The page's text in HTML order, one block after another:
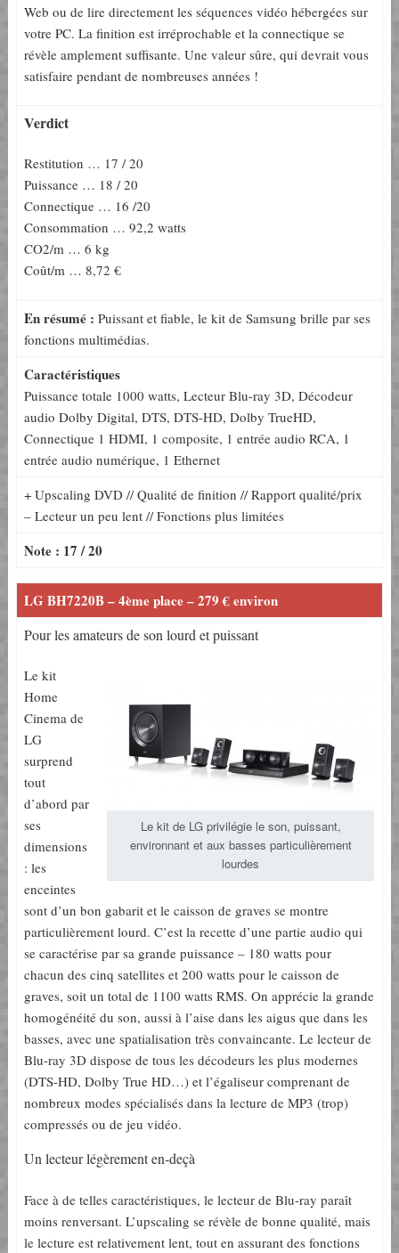
Web ou de lire directement les séquences vidéo hébergées sur
votre PC. La finition est irréprochable et la connectique se
révèle amplement suffisante. Une valeur sûre, qui devrait vous
satisfaire pendant de nombreuses années !
Verdict
Restitution … 17 / 20
Puissance … 18 / 20
Connectique … 16 /20
Consommation … 92,2 watts
CO2/m … 6 kg
Coût/m … 8,72 €
En résumé : Puissant et fiable, le kit de Samsung brille par ses
fonctions multimédias.
Caractéristiques
Puissance totale 1000 watts, Lecteur Blu-ray 3D, Décodeur
audio Dolby Digital, DTS, DTS-HD, Dolby TrueHD,
Connectique 1 HDMI, 1 composite, 1 entrée audio RCA, 1
entrée audio numérique, 1 Ethernet
+ Upscaling DVD // Qualité de finition // Rapport qualité/prix
– Lecteur un peu lent // Fonctions plus limitées
Note : 17 / 20
LG BH7220B – 4ème place – 279 € environ
Pour les amateurs de son lourd et puissant
Le kit de LG privilégie le son, puissant,
environnant et aux basses particulièrement
lourdes
Le kit
Home
Cinema de
LG
surprend
tout
d’abord par
ses
dimensions
: les
enceintes
sont d’un bon gabarit et le caisson de graves se montre
particulièrement lourd. C’est la recette d’une partie audio qui
se caractérise par sa grande puissance – 180 watts pour
chacun des cinq satellites et 200 watts pour le caisson de
graves, soit un total de 1100 watts RMS. On apprécie la grande
homogénéité du son, aussi à l’aise dans les aigus que dans les
basses, avec une spatialisation très convaincante. Le lecteur de
Blu-ray 3D dispose de tous les décodeurs les plus modernes
(DTS-HD, Dolby True HD…) et l’égaliseur comprenant de
nombreux modes spécialisés dans la lecture de MP3 (trop)
compressés ou de jeu vidéo.
Un lecteur légèrement en-deçà
Face à de telles caractéristiques, le lecteur de Blu-ray paraît
moins renversant. L’upscaling se révèle de bonne qualité, mais
le lecture est relativement lent, tout en assurant des fonctions